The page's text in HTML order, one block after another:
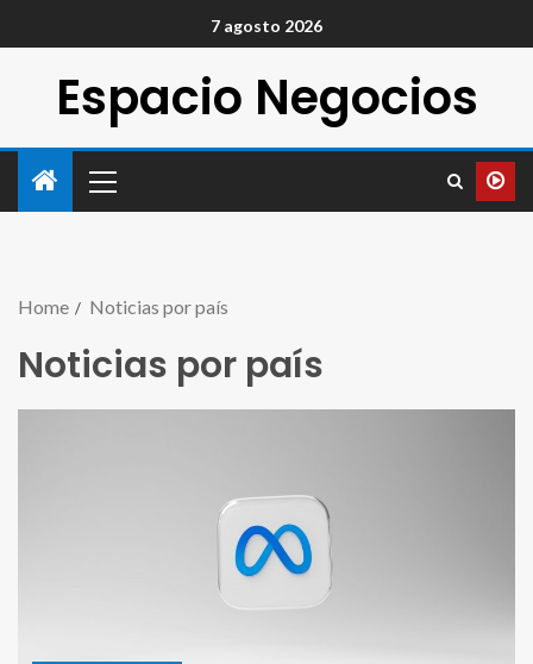
7 agosto 2026
Espacio Negocios
Home Noticias por país
Noticias por país